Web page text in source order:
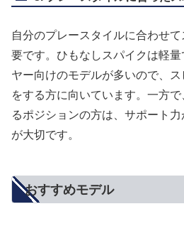
自分のプレースタイルに合わせ
要です。ひもなしスパイクは軽
ヤー向けのモデルが多いので、
をする方に向いています。一方
るポジションの方は、サポート
が大切です。
おすすめモデル